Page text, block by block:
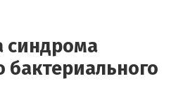
синдрома
бактериального